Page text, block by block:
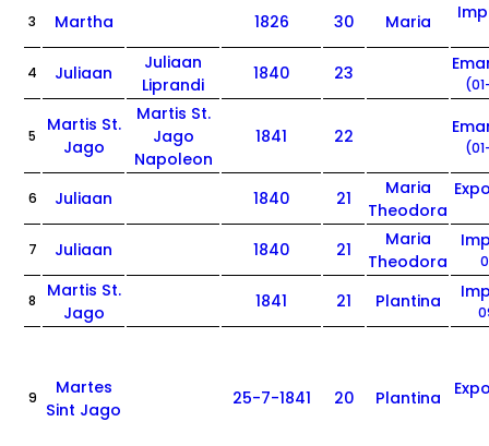
3 Martha 1826 30 Maria
4 Juliaan
Juliaan
Liprandi
1840 23
5
Martis St.
Jago
Martis St.
Jago
Napoleon
1841 22
6 Juliaan 1840 21
Maria
Theodora
7 Juliaan 1840 21
Maria
Theodora
8
Martis St.
Jago
1841 21 Plantina
9
Martes
Sint Jago
25-7-1841 20 Plantina